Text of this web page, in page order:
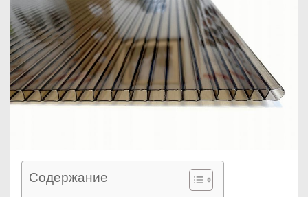
Содержание